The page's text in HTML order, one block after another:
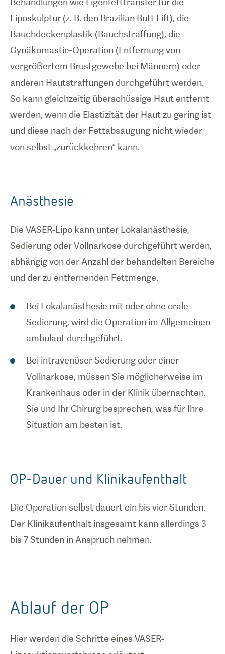
Liposkulptur (z. B. den Brazilian Butt Lift), die
Bauchdeckenplastik (Bauchstraffung), die
Gynäkomastie-Operation (Entfernung von
vergrößertem Brustgewebe bei Männern) oder
anderen Hautstraffungen durchgeführt werden.
So kann gleichzeitig überschüssige Haut entfernt
werden, wenn die Elastizität der Haut zu gering ist
und diese nach der Fettabsaugung nicht wieder
von selbst „zurückkehren“ kann.
Anästhesie
Die VASER-Lipo kann unter Lokalanästhesie,
Sedierung oder Vollnarkose durchgeführt werden,
abhängig von der Anzahl der behandelten Bereiche
und der zu entfernenden Fettmenge.
Bei Lokalanästhesie mit oder ohne orale
Sedierung, wird die Operation im Allgemeinen
ambulant durchgeführt.
Bei intravenöser Sedierung oder einer
Vollnarkose, müssen Sie möglicherweise im
Krankenhaus oder in der Klinik übernachten.
Sie und Ihr Chirurg besprechen, was für Ihre
Situation am besten ist.
OP-Dauer und Klinikaufenthalt
Die Operation selbst dauert ein bis vier Stunden.
Der Klinikaufenthalt insgesamt kann allerdings 3
bis 7 Stunden in Anspruch nehmen.
Ablauf der OP
Hier werden die Schritte eines VASER-